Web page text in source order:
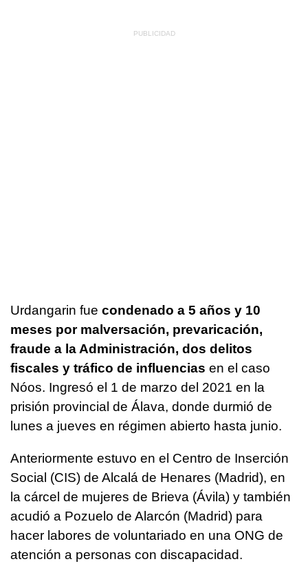
Urdangarin fue condenado a 5 años y 10
meses por malversación, prevaricación,
fraude a la Administración, dos delitos
fiscales y tráfico de influencias en el caso
Nóos. Ingresó el 1 de marzo del 2021 en la
prisión provincial de Álava, donde durmió de
lunes a jueves en régimen abierto hasta junio.
Anteriormente estuvo en el Centro de Inserción
Social (CIS) de Alcalá de Henares (Madrid), en
la cárcel de mujeres de Brieva (Ávila) y también
acudió a Pozuelo de Alarcón (Madrid) para
hacer labores de voluntariado en una ONG de
atención a personas con discapacidad.